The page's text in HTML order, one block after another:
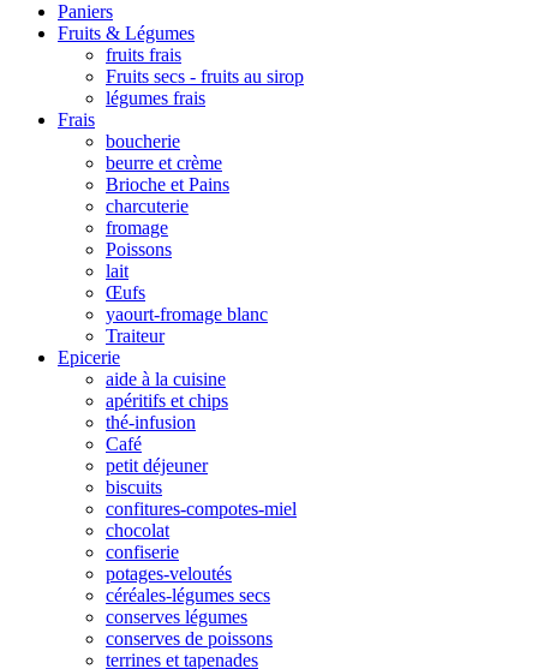
Paniers
Fruits & Légumes
fruits frais
Fruits secs - fruits au sirop
légumes frais
Frais
boucherie
beurre et crème
Brioche et Pains
charcuterie
fromage
Poissons
lait
Œufs
yaourt-fromage blanc
Traiteur
Epicerie
aide à la cuisine
apéritifs et chips
thé-infusion
Café
petit déjeuner
biscuits
confitures-compotes-miel
chocolat
confiserie
potages-veloutés
céréales-légumes secs
conserves légumes
conserves de poissons
terrines et tapenades